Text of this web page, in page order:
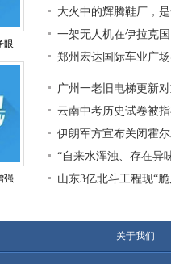
眼
强
大火中的辉腾鞋厂，
一架无人机在伊拉克
郑州宏达国际车业广
广州一老旧电梯更新
云南中考历史试卷被
伊朗军方宣布关闭霍
“自来水浑浊、存在异
山东3亿北斗工程现“
关于我们